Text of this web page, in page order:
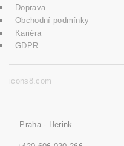
Doprava
Obchodní podmínky
Kariéra
GDPR
icons8.com
Praha - Herink